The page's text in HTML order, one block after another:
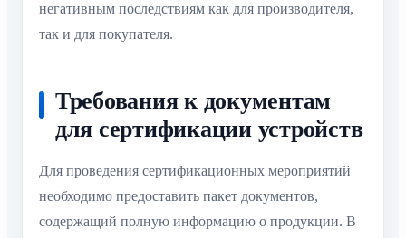
негативным последствиям как для производителя,
так и для покупателя.
Требования к документам
для сертификации устройств
Для проведения сертификационных мероприятий
необходимо предоставить пакет документов,
содержащий полную информацию о продукции. В